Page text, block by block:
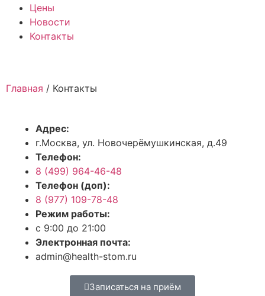
Цены
Новости
Контакты
Главная / Контакты
Адрес:
г.Москва, ул. Новочерёмушкинская, д.49
Телефон:
8 (499) 964-46-48
Телефон (доп):
8 (977) 109-78-48
Режим работы:
с 9:00 до 21:00
Электронная почта:
admin@health-stom.ru
Записаться на приём